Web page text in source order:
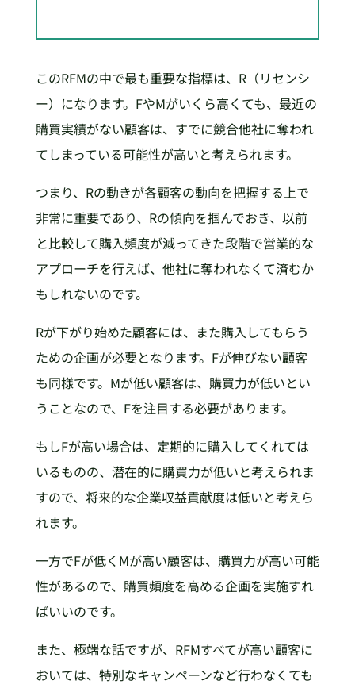
このRFMの中で最も重要な指標は、R（リセンシ
ー）になります。FやMがいくら高くても、最近の
購買実績がない顧客は、すでに競合他社に奪われ
てしまっている可能性が高いと考えられます。
つまり、Rの動きが各顧客の動向を把握する上で
非常に重要であり、Rの傾向を掴んでおき、以前
と比較して購入頻度が減ってきた段階で営業的な
アプローチを行えば、他社に奪われなくて済むか
もしれないのです。
Rが下がり始めた顧客には、また購入してもらう
ための企画が必要となります。Fが伸びない顧客
も同様です。Mが低い顧客は、購買力が低いとい
うことなので、Fを注目する必要があります。
もしFが高い場合は、定期的に購入してくれては
いるものの、潜在的に購買力が低いと考えられま
すので、将来的な企業収益貢献度は低いと考えら
れます。
一方でFが低くMが高い顧客は、購買力が高い可能
性があるので、購買頻度を高める企画を実施すれ
ばいいのです。
また、極端な話ですが、RFMすべてが高い顧客に
おいては、特別なキャンペーンなど行わなくても